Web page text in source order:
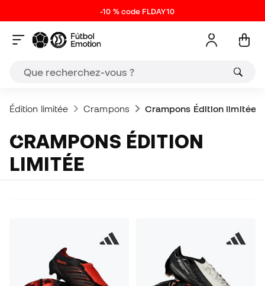
-10 % code FLDAY10
Édition limitée Crampons Crampons Édition limitée
CRAMPONS ÉDITION
LIMITÉE